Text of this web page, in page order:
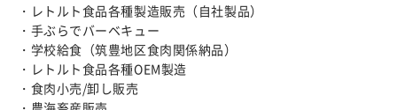
・レトルト食品各種製造販売（自社製品）
・手ぶらでバーベキュー
・学校給食（筑豊地区食肉関係納品）
・レトルト食品各種OEM製造
・食肉小売/卸し販売